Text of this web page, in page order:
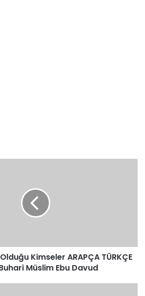
Kimseler ARAPÇA TÜRKÇE
Müslim Ebu Davud